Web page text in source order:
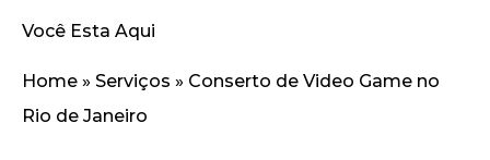
Você Esta Aqui
Home » Serviços » Conserto de Video Game no
Rio de Janeiro